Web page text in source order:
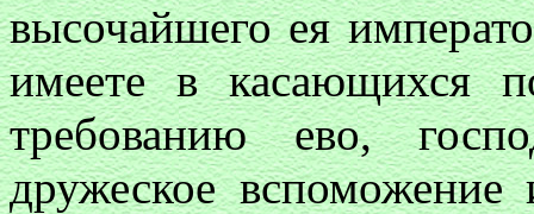
высочайшего ея
имеете в касающихся
требованию ево,
дружеское вспоможение